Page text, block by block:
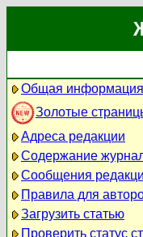
Общая
Золотые
Адреса редакции
Содержание
Сообщения
Правила для
Загрузить статью
Проверить статус